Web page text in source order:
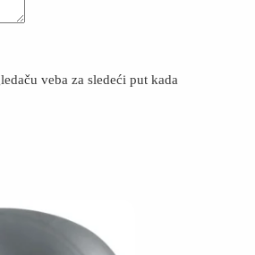
veba za sledeći put kada